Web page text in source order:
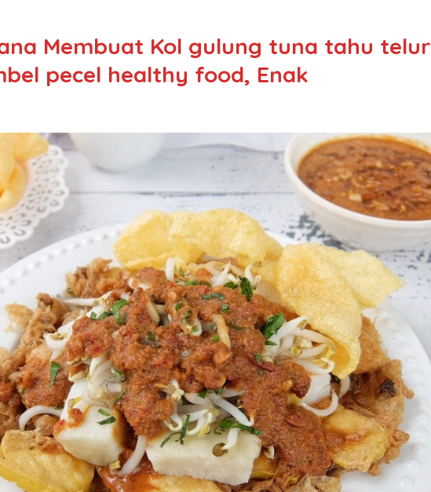
Membuat Kol gulung tuna tahu telur
pecel healthy food, Enak